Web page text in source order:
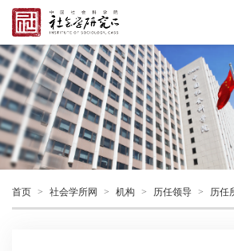
首页 > 社会学所网 > 机构 > 历任领导 > 历任